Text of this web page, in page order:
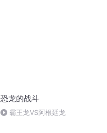
恐龙的战斗
霸王龙VS阿根廷龙